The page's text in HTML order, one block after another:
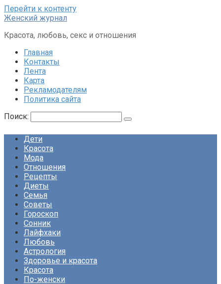
Перейти к контенту
Женский журнал
Красота, любовь, секс и отношения
Главная
Контакты
Лента
Карта
Рекламодателям
Политика сайта
Поиск:
Дети
Красота
Мода
Отношения
Рецепты
Диеты
Семья
Советы
Гороскоп
Сонник
Лайфхаки
Любовь
Астрология
Здоровье и красота
Красота
По-женски